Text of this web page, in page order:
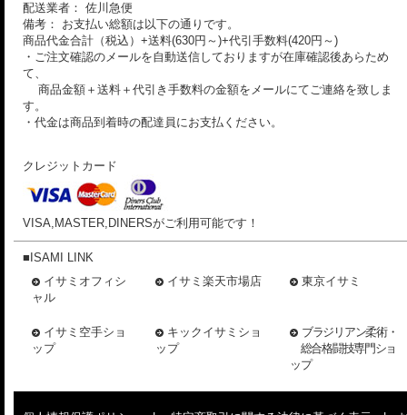
配送業者： 佐川急便
備考： お支払い総額は以下の通りです。
商品代金合計（税込）+送料(630円～)+代引手数料(420円～)
・ご注文確認のメールを自動送信しておりますが在庫確認後あらため
て、
商品金額＋送料＋代引き手数料の金額をメールにてご連絡を致しま
す。
・代金は商品到着時の配達員にお支払ください。
クレジットカード
VISA,MASTER,DINERSがご利用可能です！
■ISAMI LINK
イサミオフィシ
ャル
イサミ楽天市場店 東京イサミ
イサミ空手ショ
ップ
キックイサミショ
ップ
ブラジリアン柔術・
総合格闘技専門ショ
ップ